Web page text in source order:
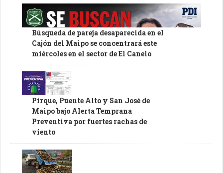
Búsqueda de pareja desaparecida en el
Cajón del Maipo se concentrará este
miércoles en el sector de El Canelo
Pirque, Puente Alto y San José de
Maipo bajo Alerta Temprana
Preventiva por fuertes rachas de
viento